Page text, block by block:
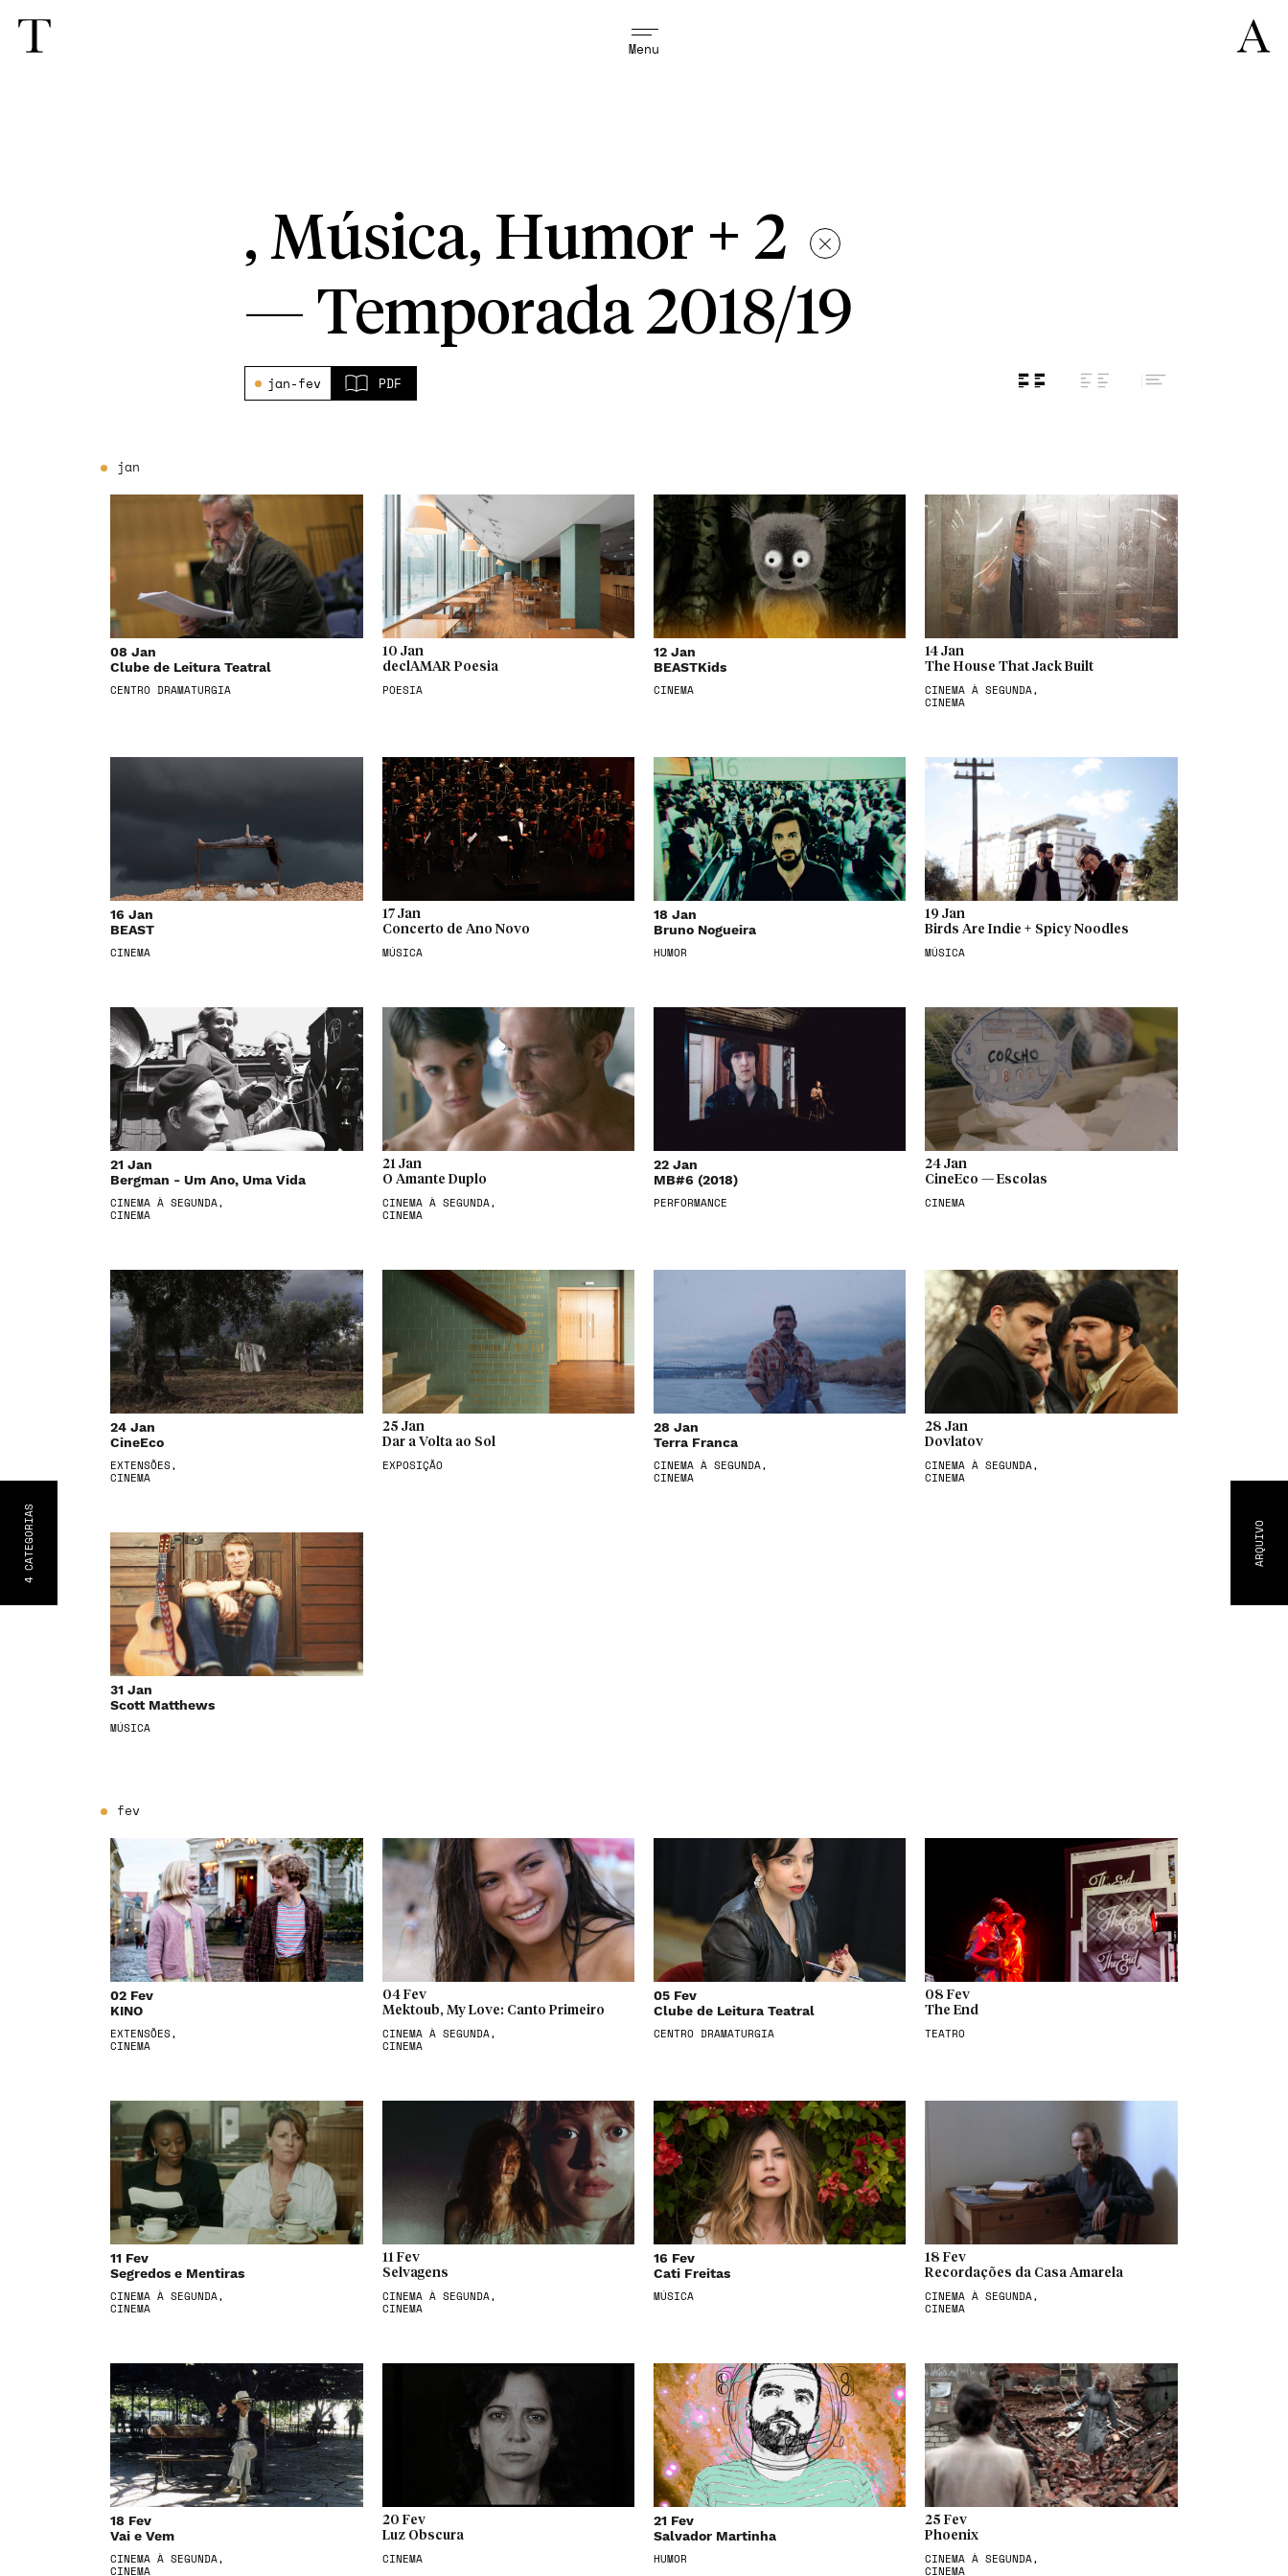
Menu
ARQUIVO
4
CATEGORIA
S
, Música, Humor + 2
— Temporada 2018/19
jan-fev PDF
jan
08 Jan
Clube de Leitura Teatral
CENTRO DRAMATURGIA
10 Jan
declAMAR Poesia
POESIA
12 Jan
BEASTKids
CINEMA
14 Jan
The House That Jack Built
CINEMA À SEGUNDA,
CINEMA
16 Jan
BEAST
CINEMA
17 Jan
Concerto de Ano Novo
MÚSICA
18 Jan
Bruno Nogueira
HUMOR
19 Jan
Birds Are Indie + Spicy Noodles
MÚSICA
21 Jan
Bergman - Um Ano, Uma Vida
CINEMA À SEGUNDA,
CINEMA
21 Jan
O Amante Duplo
CINEMA À SEGUNDA,
CINEMA
22 Jan
MB#6 (2018)
PERFORMANCE
24 Jan
CineEco — Escolas
CINEMA
24 Jan
CineEco
EXTENSÕES,
CINEMA
25 Jan
Dar a Volta ao Sol
EXPOSIÇÃO
28 Jan
Terra Franca
CINEMA À SEGUNDA,
CINEMA
28 Jan
Dovlatov
CINEMA À SEGUNDA,
CINEMA
31 Jan
Scott Matthews
MÚSICA
fev
02 Fev
KINO
EXTENSÕES,
CINEMA
04 Fev
Mektoub, My Love: Canto Primeiro
CINEMA À SEGUNDA,
CINEMA
05 Fev
Clube de Leitura Teatral
CENTRO DRAMATURGIA
08 Fev
The End
TEATRO
11 Fev
Segredos e Mentiras
CINEMA À SEGUNDA,
CINEMA
11 Fev
Selvagens
CINEMA À SEGUNDA,
CINEMA
16 Fev
Cati Freitas
MÚSICA
18 Fev
Recordações da Casa Amarela
CINEMA À SEGUNDA,
CINEMA
18 Fev
Vai e Vem
CINEMA À SEGUNDA,
CINEMA
20 Fev
Luz Obscura
CINEMA
21 Fev
Salvador Martinha
HUMOR
25 Fev
Phoenix
CINEMA À SEGUNDA,
CINEMA